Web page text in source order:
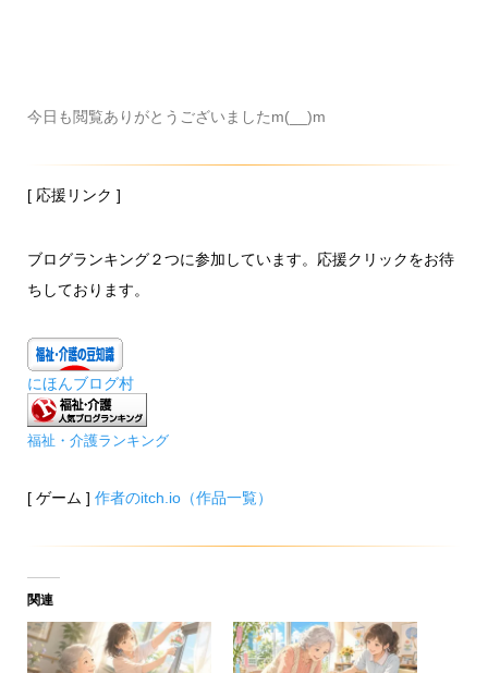
今日も閲覧ありがとうございましたm(__)m
[ 応援リンク ]
ブログランキング２つに参加しています。応援クリックをお待
ちしております。
にほんブログ村
福祉・介護ランキング
[ ゲーム ] 作者のitch.io（作品一覧）
関連